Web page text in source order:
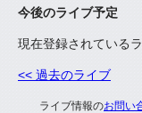
今後のライブ予定
現在登録されている
<< 過去のライブ
ライブ情報のお問い